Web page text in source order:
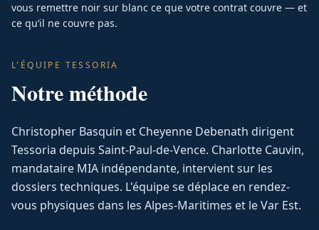
vous remettre noir sur blanc ce que votre contrat couvre — et
ce qu’il ne couvre pas.
L'ÉQUIPE TESSORIA
Notre méthode
Christopher Basquin et Cheyenne Debenath dirigent
Tessoria depuis Saint-Paul-de-Vence. Charlotte Cauvin,
mandataire MIA indépendante, intervient sur les
dossiers techniques. L'équipe se déplace en rendez-
vous physiques dans les Alpes-Maritimes et le Var Est.